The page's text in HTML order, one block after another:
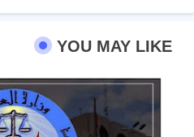
YOU MAY LIKE